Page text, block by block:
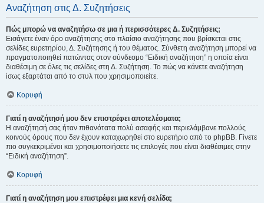
Αναζήτηση στις Δ. Συζητήσεις
Πώς μπορώ να αναζητήσω σε μια ή περισσότερες Δ. Συζητήσεις;
Εισάγετε έναν όρο αναζήτησης στο πλαίσιο αναζήτησης που βρίσκεται στις
σελίδες ευρετηρίου, Δ. Συζήτησης ή του θέματος. Σύνθετη αναζήτηση μπορεί να
πραγματοποιηθεί πατώντας στον σύνδεσμο “Ειδική αναζήτηση” η οποία είναι
διαθέσιμη σε όλες τις σελίδες στη Δ. Συζήτηση. Το πώς να κάνετε αναζήτηση
ίσως εξαρτάται από το στυλ που χρησιμοποιείτε.
Κορυφή
Γιατί η αναζήτησή μου δεν επιστρέφει αποτελέσματα;
Η αναζήτησή σας ήταν πιθανότατα πολύ ασαφής και περιελάμβανε πολλούς
κοινούς όρους που δεν έχουν καταχωρηθεί στο ευρετήριο από το phpBB. Γίνετε
πιο συγκεκριμένοι και χρησιμοποιήσετε τις επιλογές που είναι διαθέσιμες στην
“Ειδική αναζήτηση”.
Κορυφή
Γιατί η αναζήτηση μου επιστρέφει μια κενή σελίδα;